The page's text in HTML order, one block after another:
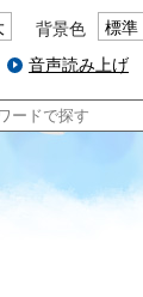
背景色 標準
音声読み上げ